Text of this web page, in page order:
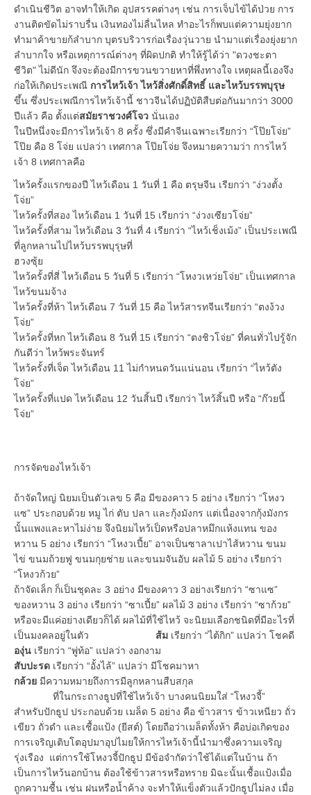
ดำเนินชีวิต อาจทำให้เกิด อุปสรรคต่างๆ เช่น การเจ็บไข้ได้ป่วย การ
งานติดขัดไม่ราบรื่น เงินทองไม่ลื่นไหล ทำอะไรก็พบแต่ความยุ่งยาก
ทำมาค้าขายก้ลำบาก บุตรบริวารก่อเรื่องวุ่นวาย นำมาแต่เรื่องยุ่งยาก
ลำบากใจ หรือเหตุการณ์ต่างๆ ที่ผิดปกติ ทำให้รู้ได้ว่า "ดวงชะตา
ชีวิต" ไม่ดีนัก จึงจะต้องมีการขวนขวายหาที่พึ่งทางใจ เหตุผลนี้เองจึง
ก่อให้เกิดประเพณี การไหว้เจ้า ไหว้สิ่งศักดิ์สิทธิ์ และไหว้บรรพบุรุษ
ขึ้น ซึ่งประเพณีการไหว้เจ้านี้ ชาวจีนได้ปฏิบัติสืบต่อกันมากว่า 3000
ปีแล้ว คือ ตั้งแต่สมัยราชวงศ์โจว นั่นเอง
ในปีหนึ่งจะมีการไหว้เจ้า 8 ครั้ง ซึ่งมีคำจีนเฉพาะเรียกว่า “โป๊ยโจ่ย”
โป๊ย คือ 8 โจ่ย แปลว่า เทศกาล โป๊ยโจ่ย จึงหมายความว่า การไหว้
เจ้า 8 เทศกาลคือ
ไหว้ครั้งแรกของปี ไหว้เดือน 1 วันที่ 1 คือ ตรุษจีน เรียกว่า “ง่วงตั้ง
โจ่ย”
ไหว้ครั้งที่สอง ไหว้เดือน 1 วันที่ 15 เรียกว่า “ง่วงเซียวโจ่ย”
ไหว้ครั้งที่สาม ไหว้เดือน 3 วันที่ 4 เรียกว่า “ไหว้เช็งเม้ง” เป็นประเพณี
ที่ลูกหลานไปไหว้บรรพบุรุษที่
ฮวง
ไหว้ครั้งที่สี่ ไหว้เดือน 5 วันที่ 5 เรียกว่า “โหงวเหว่ยโจ่ย” เป็นเทศกาล
ไหว้ขนมจ้าง
ไหว้ครั้งที่ห้า ไหว้เดือน 7 วันที่ 15 คือ ไหว้สารทจีนเรียกว่า “ตงง้วง
โจ่ย”
ไหว้ครั้งที่หก ไหว้เดือน 8 วันที่ 15 เรียกว่า “ตงชิวโจ่ย” ที่คนทั่วไปรู้จัก
กันดีว่า ไหว้พระจันทร์
ไหว้ครั้งที่เจ็ด ไหว้เดือน 11 ไม่กำหนดวันแน่นอน เรียกว่า “ไหว้ตัง
โจ่ย”
ไหว้ครั้งที่แปด ไหว้เดือน 12 วันสิ้นปี เรียกว่า ไหว้สิ้นปี หรือ “ก๊วยนี้
โจ่ย”
การจัดของไหว้เจ้า
ถ้าจัดใหญ่ นิยมเป็นตัวเลข 5 คือ มีของคาว 5 อย่าง เรียกว่า “โหงว
แซ” ประกอบด้วย หมู ไก่ ตับ ปลา และกุ้งมังกร แต่เนื่องจากกุ้งมังกร
นั้นแพงและหาไม่ง่าย จึงนิยมไหว้เป็ดหรือปลาหมึกแห้งแทน ของ
หวาน 5 อย่าง เรียกว่า “โหงวเปี้ย” อาจเป็นซาลาเปาไส้หวาน ขนม
ไข่ ขนมถ้วยฟู ขนมกุยช่าย และขนมจันอับ ผลไม้ 5 อย่าง เรียกว่า
“โหงวก้วย”
ถ้าจัดเล็ก ก็เป็นชุดละ 3 อย่าง มีของคาว 3 อย่างเรียกว่า “ซาแซ”
ของหวาน 3 อย่าง เรียกว่า “ซาเปี้ย” ผลไม้ 3 อย่าง เรียกว่า “ซาก้วย”
หรือจะมีแค่อย่างเดียวก็ได้ ผลไม้ที่ใช้ไหว้ จะนิยมเลือกชนิดที่มีอะไรที่
เป็นมงคลอยู่ในตัว ส้ม เรียกว่า “ไต้กิก” แปลว่า โชคดี
องุ่น เรียกว่า “พู่ท้อ” แปลว่า งอกงาม
สับปะรด เรียกว่า “อั้งไล้” แปลว่า มีโชคมาหา
กล้วย มีความหมายถึงการมีลูกหลานสืบสกุล
ที่ในกระถางธูปที่ใช้ไหว้เจ้า บางคนนิยมใส่ “โหงวจี้”
สำหรับปักธูป ประกอบด้วย เมล็ด 5 อย่าง คือ ข้าวสาร ข้าวเหนียว ถั่ว
เขียว ถั่วดำ และเชื้อแป้ง (ยีสต์) โดยถือว่าเมล็ดทั้งห้า คือบ่อเกิดของ
การเจริญเติบโตอุปมาอุปไมยให้การไหว้เจ้านี้นำมาซึ่งความเจริญ
รุ่งเรือง แต่การใช้โหงวจี้ปักธูป มีข้อจำกัดว่าใช้ได้แต่ในบ้าน ถ้า
เป็นการไหว้นอกบ้าน ต้องใช้ข้าวสารหรือทราย มิฉะนั้นเชื้อแป้งเมื่อ
ถูกความชื้น เช่น ฝนหรือน้ำค้าง จะทำให้แข็งตัวแล้วปักธูปไม่ลง เมื่อ